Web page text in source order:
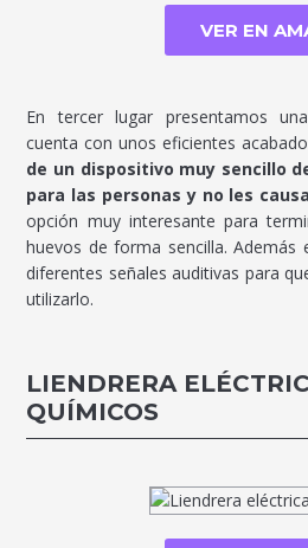
VER EN
En tercer lugar presentamos
cuenta con unos eficientes
de un dispositivo muy sencillo
para las personas y no les
opción muy interesante para
huevos de forma sencilla. Además
diferentes señales auditivas para
utilizarlo.
LIENDRERA
QUÍMICOS